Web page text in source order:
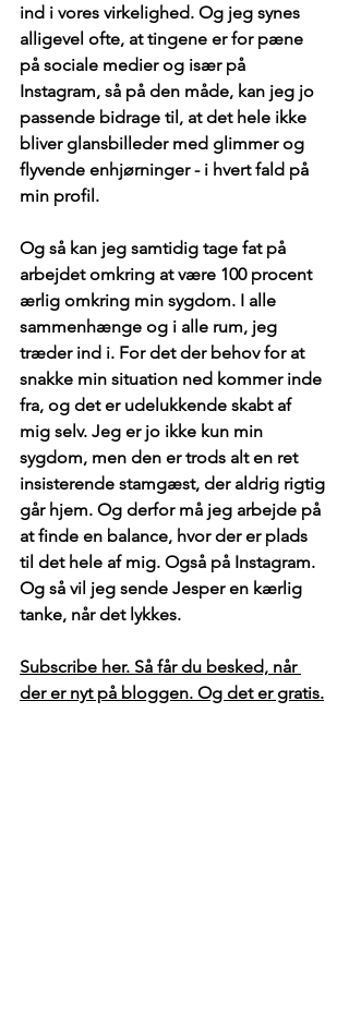
ind i vores virkelighed. Og jeg synes
alligevel ofte, at tingene er for pæne
på sociale medier og især på
Instagram, så på den måde, kan jeg jo
passende bidrage til, at det hele ikke
bliver glansbilleder med glimmer og
flyvende enhjørninger - i hvert fald på
min profil.
Og så kan jeg samtidig tage fat på
arbejdet omkring at være 100 procent
ærlig omkring min sygdom. I alle
sammenhænge og i alle rum, jeg
træder ind i. For det der behov for at
snakke min situation ned kommer inde
fra, og det er udelukkende skabt af
mig selv. Jeg er jo ikke kun min
sygdom, men den er trods alt en ret
insisterende stamgæst, der aldrig rigtig
går hjem. Og derfor må jeg arbejde på
at finde en balance, hvor der er plads
til det hele af mig. Også på Instagram.
Og så vil jeg sende Jesper en kærlig
tanke, når det lykkes.
Subscribe her. Så får du besked, når
der er nyt på bloggen. Og det er gratis.